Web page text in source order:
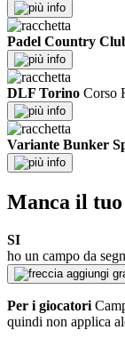
info
Padel Country
info
DLF Torino Corso
info
Variante Bunker
info
Manca il tuo
SI
ho un campo da
aggiungi
Per i giocatori
quindi non applica